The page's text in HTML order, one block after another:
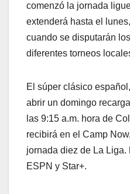
comenzó la jornada
extenderá hasta el
cuando se disputarán
diferentes torneos
El súper clásico
abrir un domingo
las 9:15 a.m. hora de
recibirá en el Camp
jornada diez de La
ESPN y Star+.